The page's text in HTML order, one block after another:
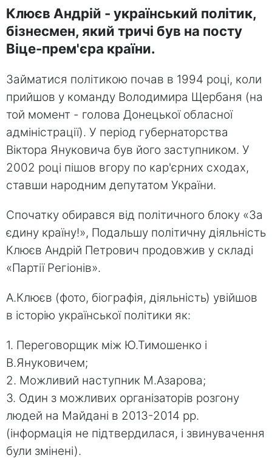
Клюєв Андрій - український політик,
бізнесмен, який тричі був на посту
Віце-прем'єра країни.
Займатися політикою почав в 1994 році, коли
прийшов у команду Володимира Щербаня (на
той момент - голова Донецької обласної
адміністрації). У період губернаторства
Віктора Януковича був його заступником. У
2002 році пішов вгору по кар'єрних сходах,
ставши народним депутатом України.
Спочатку обирався від політичного блоку «За
єдину країну!», Подальшу політичну діяльність
Клюєв Андрій Петрович продовжив у складі
«Партії Регіонів».
А.Клюєв (фото, біографія, діяльність) увійшов
в історію української політики як:
1. Переговорщик між Ю.Тимошенко і
В.Януковичем;
2. Можливий наступник М.Азарова;
3. Один з можливих організаторів розгону
людей на Майдані в 2013-2014 рр.
(інформація не підтвердилася, і звинувачення
були змінені).